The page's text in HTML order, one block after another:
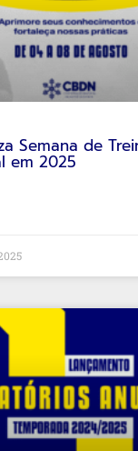
Semana de
em 2025